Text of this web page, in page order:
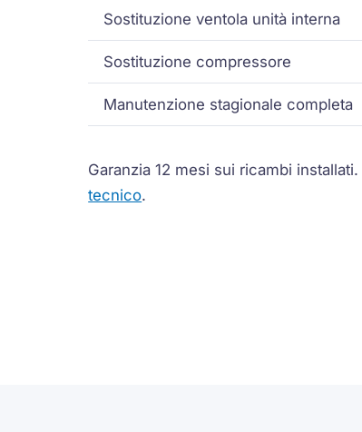
Sostituzione ventola unità interna
Sostituzione compressore
Manutenzione stagionale completa
Garanzia 12 mesi sui ricambi installati.
tecnico.